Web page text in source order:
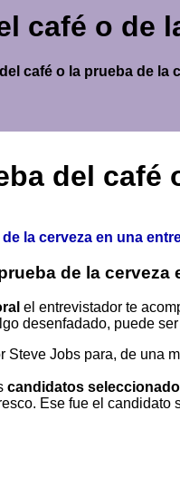
café o de
café o la prueba de
del café
la cerveza en una
de la
el entrevistador te
desenfadado, puede
Steve Jobs para, de una
candidatos
Ese fue el